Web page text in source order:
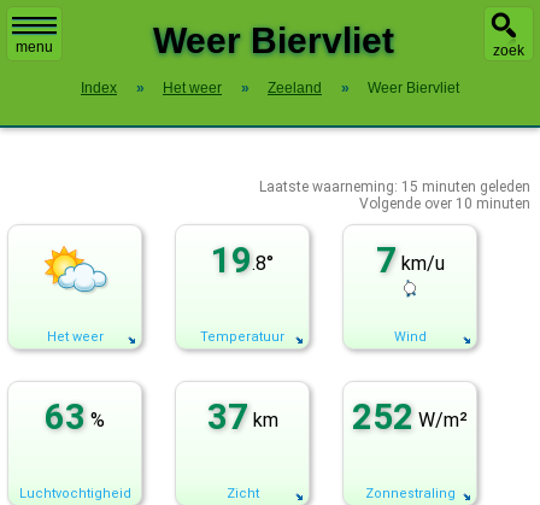
menu zoek
Weer Biervliet
Index » Het weer » Zeeland » Weer Biervliet
Laatste waarneming: 15 minuten geleden
Volgende over 10 minuten
Het weer
19.8°
Temperatuur
7 km/u
Wind
63 %
Luchtvochtigheid
37 km
Zicht
252 W/m²
Zonnestraling